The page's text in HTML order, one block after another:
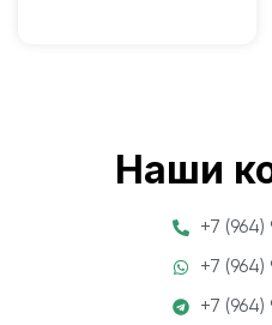
Наши
+7
+7
+7